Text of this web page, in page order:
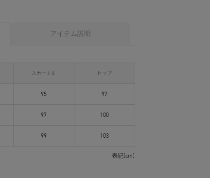
アイテム説明
スカート丈 ヒップ
95 97
97 100
99 103
表記(cm)